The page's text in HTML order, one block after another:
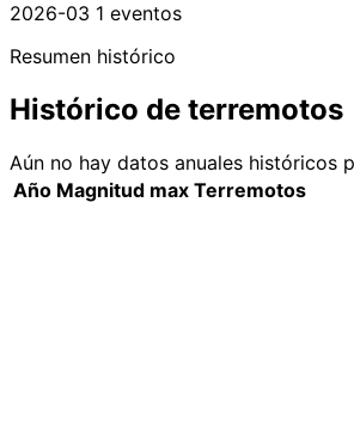
2026-03 1 eventos
Resumen histórico
Histórico de terremotos
Aún no hay datos anuales históricos
Año Magnitud max Terremotos